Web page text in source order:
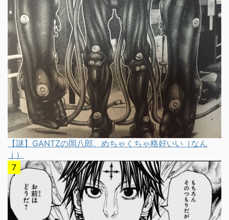
【謎】GANTZの岡八郎、めちゃくちゃ格好いい（なん
ｊ）